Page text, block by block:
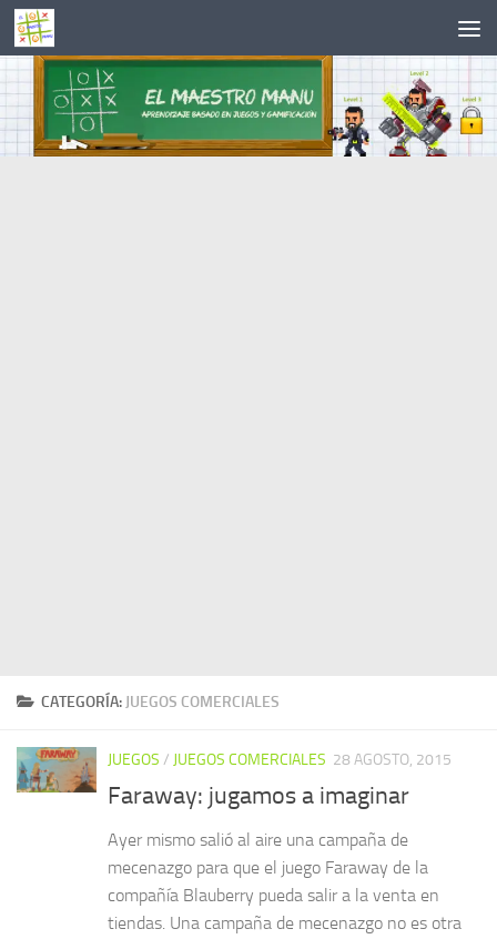
Saltar al contenido
CATEGORÍA: JUEGOS COMERCIALES
JUEGOS / JUEGOS COMERCIALES 28 AGOSTO, 2015
Faraway: jugamos a imaginar
Ayer mismo salió al aire una campaña de
mecenazgo para que el juego Faraway de la
compañía Blauberry pueda salir a la venta en
tiendas. Una campaña de mecenazgo no es otra